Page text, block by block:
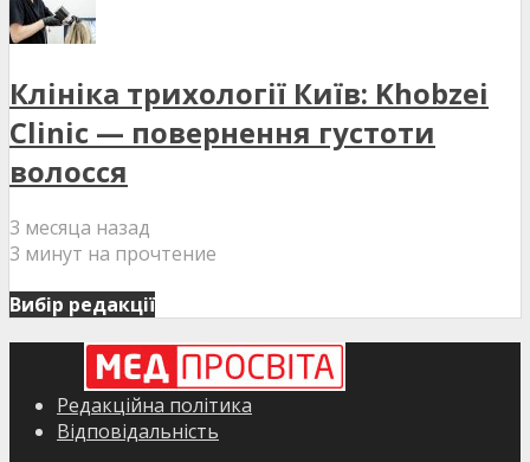
Клініка трихології Київ: Khobzei
Clinic — повернення густоти
волосся
3 месяца назад
3 минут на прочтение
Вибір редакції
Редакційна політика
Відповідальність